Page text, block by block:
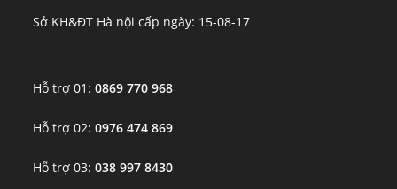
Sở KH&ĐT Hà nội cấp ngày: 15-08-17
Hỗ trợ 01:0869 770 968
Hỗ trợ 02:0976 474 869
Hỗ trợ 03:038 997 8430